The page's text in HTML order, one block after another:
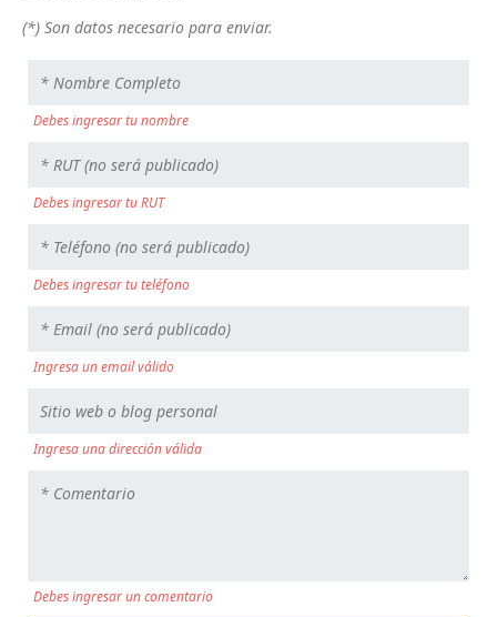
(*) Son datos necesario para enviar.
Debes ingresar tu nombre
Debes ingresar tu RUT
Debes ingresar tu teléfono
Ingresa un email válido
Ingresa una dirección válida
Debes ingresar un comentario